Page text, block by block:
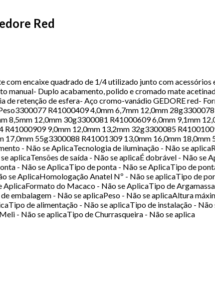
Red
encaixe quadrado de 1/4 utilizado junto com
manual- Duplo acabamento, polido e cromado mate
retenção de esfera- Aço cromo-vanádio GEDORE red-
R41000409 4,0mm 6,7mm 12,0mm
8,5mm 12,0mm 30g3300081 R41000609 6,0mm 9,1mm
9,0mm 12,0mm 13,2mm 32g3300085
55g3300088 R41001309 13,0mm 16,0mm 18,0mm
- Não se AplicaTecnologia de iluminação - Não se
aplicaTensões de saída - Não se aplicaÉ dobrável - Não se
- Não se AplicaTipo de ponta - Não se AplicaTipo de
AplicaHomologação Anatel Nº - Não se aplicaTipo de
do Macaco - Não se AplicaTipo de
embalagem - Não se aplicaPeso - Não se aplicaAltura
de alimentação - Não se aplicaTipo de instalação -
- Não se aplicaTipo de Churrasqueira - Não se aplica